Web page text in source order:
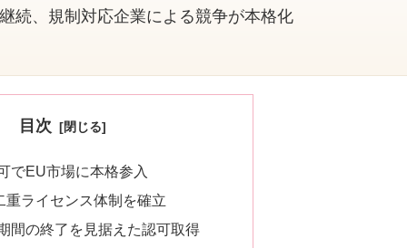
続、規制対応企業による競争が本格化
目次
でEU市場に本格参入
重ライセンス体制を確立
間の終了を見据えた認可取得